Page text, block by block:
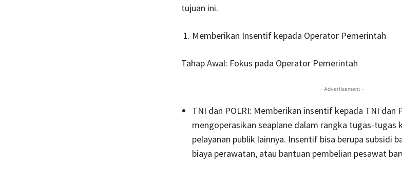
tujuan ini.
Memberikan Insentif kepada Operator Pemerintah
Tahap Awal: Fokus pada Operator Pemerintah
- Advertisement -
TNI dan POLRI: Memberikan insentif kepada TNI dan
mengoperasikan seaplane dalam rangka tugas-tugas
pelayanan publik lainnya. Insentif bisa berupa subsidi
biaya perawatan, atau bantuan pembelian pesawat